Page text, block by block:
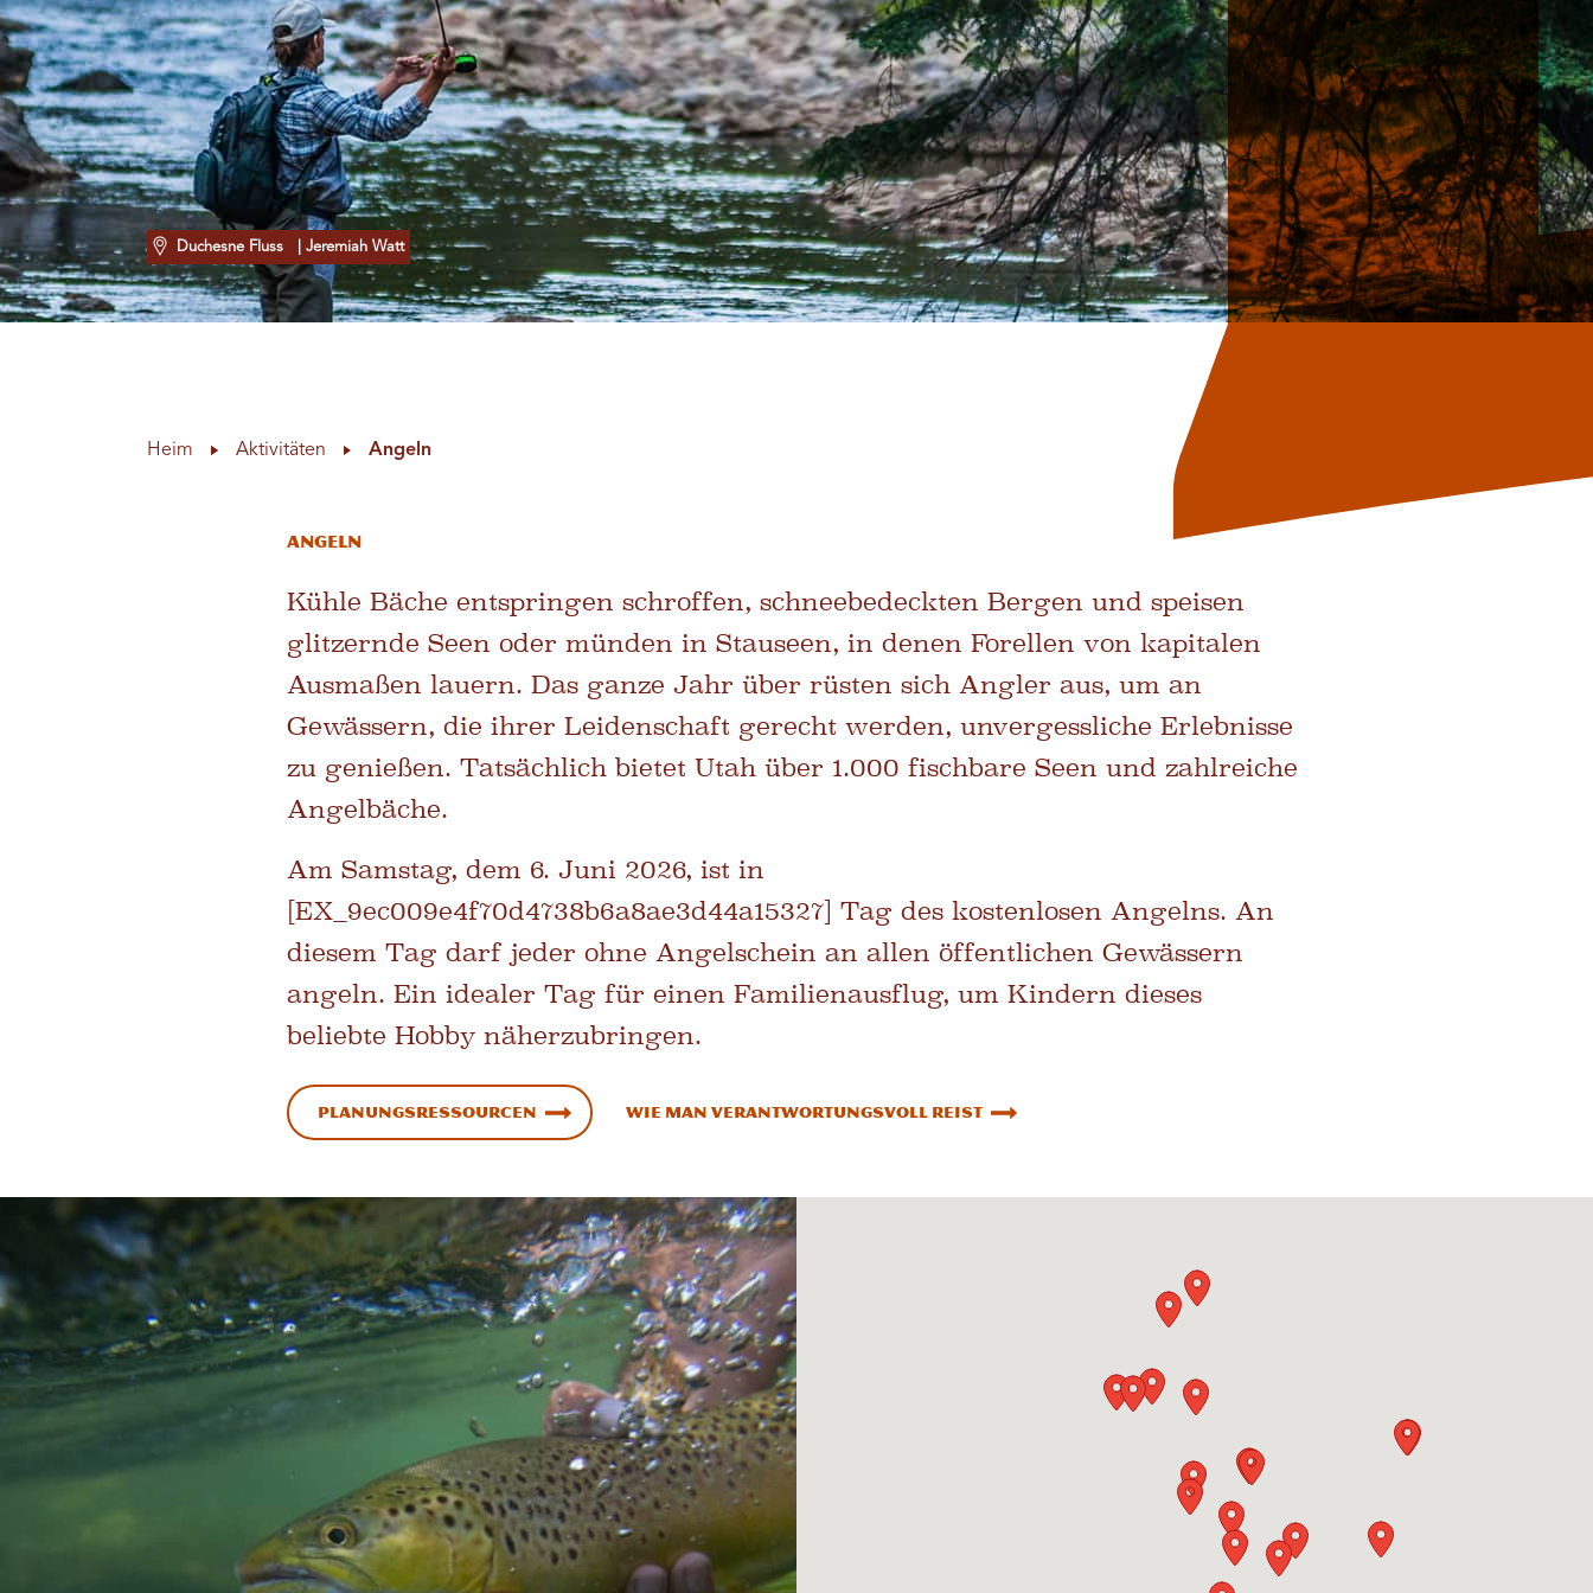
Duchesne Fluss | Jeremiah Watt
Heim Aktivitäten Angeln
Angeln
Kühle Bäche entspringen schroffen, schneebedeckten Bergen und speisen
glitzernde Seen oder münden in Stauseen, in denen Forellen von kapitalen
Ausmaßen lauern. Das ganze Jahr über rüsten sich Angler aus, um an
Gewässern, die ihrer Leidenschaft gerecht werden, unvergessliche Erlebnisse
zu genießen. Tatsächlich bietet Utah über 1.000 fischbare Seen und zahlreiche
Angelbäche.
Am Samstag, dem 6. Juni 2026, ist in
[EX_9ec009e4f70d4738b6a8ae3d44a15327] Tag des kostenlosen Angelns. An
diesem Tag darf jeder ohne Angelschein an allen öffentlichen Gewässern
angeln. Ein idealer Tag für einen Familienausflug, um Kindern dieses
beliebte Hobby näherzubringen.
Planungsressourcen Wie man verantwortungsvoll reist